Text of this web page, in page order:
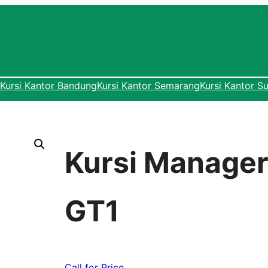
Kursi Kantor BandungKursi Kantor SemarangKursi Kantor
Kursi
GT1